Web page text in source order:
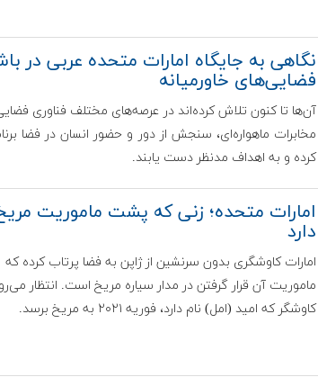
نگاهی به جایگاه امارات متحده عربی در
فضایی‌های خاورمیانه
آن‌ها تا کنون تلاش کرده‌اند در عرصه‌های مختلف فناوری
مخابرات ماهواره‌ای، سنجش از دور و حضور انسان در فضا
کرده و به اهداف مدنظر دست یابند.
امارات متحده؛ زنی که پشت ماموریت مریخ
دارد
امارات کاوشگری بدون سرنشین از ژاپن به فضا پرتاب کرده که
ماموریت آن قرار گرفتن در مدار سیاره مریخ است. انتظار
کاوشگر که امید (امل) نام دارد، فوریه ۲۰۲۱ به مریخ برسد.